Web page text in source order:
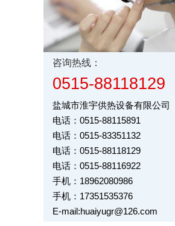
咨询热线：
0515-88118129
盐城市淮宇供热设备有限公司
电话：0515-88115891
电话：0515-83351132
电话：0515-88118129
电话：0515-88116922
手机：18962080986
手机：17351535376
E-mail:huaiyugr@126.com